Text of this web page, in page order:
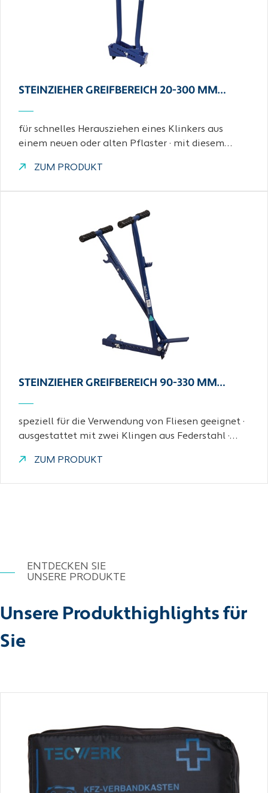
STEINZIEHER GREIFBEREICH 20-300 MM…
für schnelles Herausziehen eines Klinkers aus
einem neuen oder alten Pflaster · mit diesem…
ZUM PRODUKT
STEINZIEHER GREIFBEREICH 90-330 MM…
speziell für die Verwendung von Fliesen geeignet ·
ausgestattet mit zwei Klingen aus Federstahl ·…
ZUM PRODUKT
ENTDECKEN SIE
UNSERE PRODUKTE
Unsere Produkthighlights für
Sie